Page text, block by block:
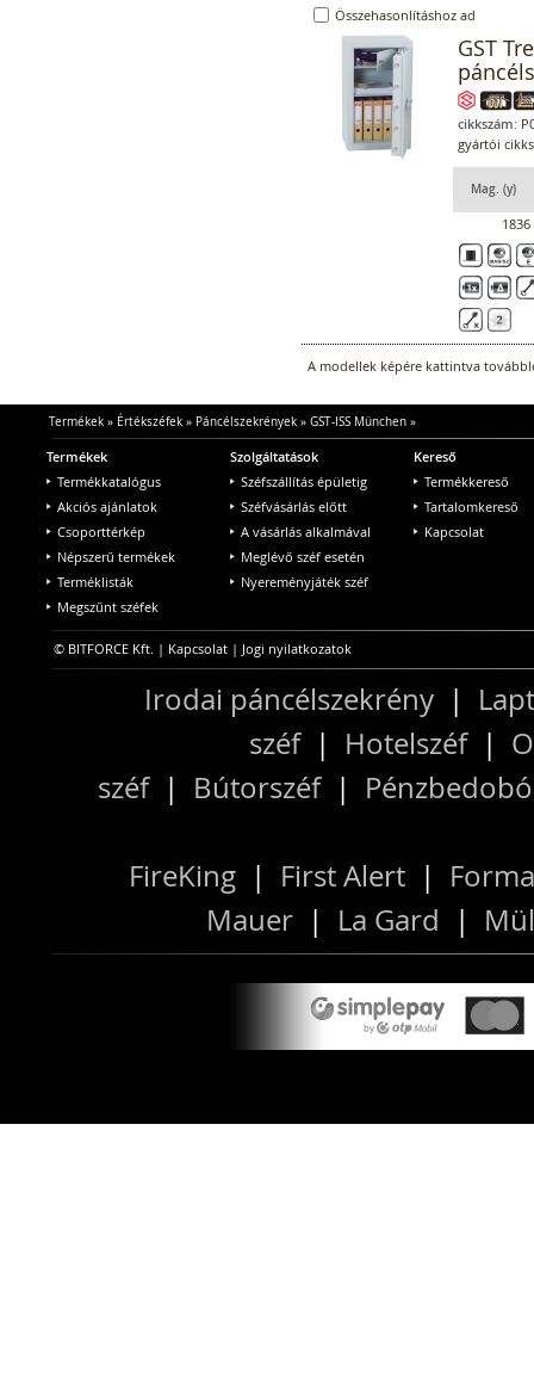
Összehasonlításhoz ad
GST
cikkszám:
gyártói
Mag. (y)
1836
A modellek képére kattintva
Termékek» Értékszéfek» Páncélszekrények» GST-ISS München»
Termékek
Termékkatalógus
Akciós ajánlatok
Csoporttérkép
Népszerű termékek
Terméklisták
Megszűnt széfek
Szolgáltatások
Széfszállítás épületig
Széfvásárlás előtt
A vásárlás alkalmával
Meglévő széf esetén
Nyereményjáték széf
Kereső
Termékkereső
Tartalomkereső
Kapcsolat
© BITFORCE Kft. | Kapcsolat | Jogi nyilatkozatok
Irodai páncélszekrény |
széf| Hotelszéf|
széf| Bútorszéf|
FireKing | First Alert |
Mauer | La Gard |